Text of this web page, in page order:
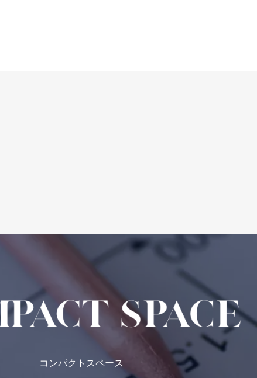
コンパクトスペース